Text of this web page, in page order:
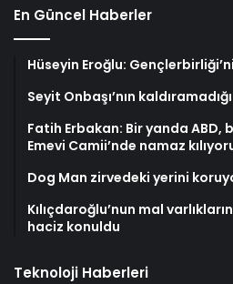
En Güncel Haberler
Hüseyin Eroğlu:
Seyit Onbaşı’nın
Fatih Erbakan: Bir yanda ABD,
Emevi Camii’nde namaz
Dog Man zirvedeki yerini
Kılıçdaroğlu’nun mal
haciz konuldu
Teknoloji Haberleri